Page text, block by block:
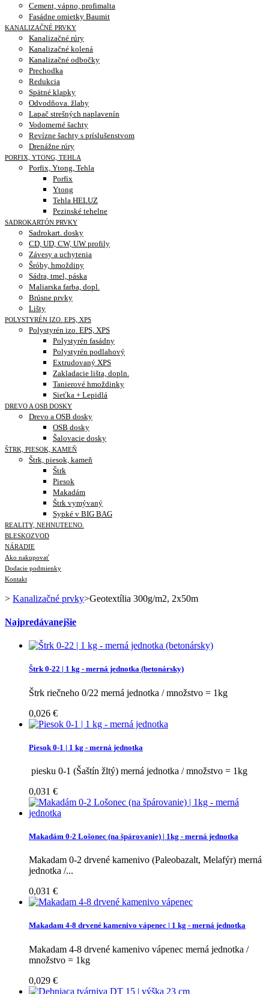
Cement, vápno, profimalta
Fasádne omietky Baumit
KANALIZAČNÉ PRVKY
Kanalizačné rúry
Kanalizačné kolená
Kanalizačné odbočky
Prechodka
Redukcia
Spätné klapky
Odvodňova. žlaby
Lapač strešných naplavenín
Vodomerné šachty
Revízne šachty s príslušenstvom
Drenážne rúry
PORFIX, YTONG, TEHLA
Porfix, Ytong, Tehla
Porfix
Ytong
Tehla HELUZ
Pezinské tehelne
SADROKARTÓN PRVKY
Sadrokart. dosky
CD, UD, CW, UW profily
Závesy a uchytenia
Šróby, hmoždiny
Sádra, tmel, páska
Maliarska farba, dopl.
Brúsne prvky
Lišty
POLYSTYRÉN IZO. EPS, XPS
Polystyrén izo. EPS, XPS
Polystyrén fasádny
Polystyrén podlahový
Extrudovaný XPS
Zakladacie lišta, dopln.
Tanierové hmoždinky
Sieťka + Lepidlá
DREVO A OSB DOSKY
Drevo a OSB dosky
OSB dosky
Šalovacie dosky
ŠTRK, PIESOK, KAMEŇ
Štrk, piesok, kameň
Štrk
Piesok
Makadám
Štrk vymývaný
Sypké v BIG BAG
REALITY, NEHNUTEĽNO.
BLESKOZVOD
NÁRADIE
Ako nakupovať
Dodacie podmienky
Kontakt
> Kanalizačné prvky>Geotextília 300g/m2, 2x50m
Najpredávanejšie
Štrk 0-22 | 1 kg - merná jednotka (betonársky)
Štrk riečneho 0/22 merná jednotka / množstvo = 1kg
0,026 €
Piesok 0-1 | 1 kg - merná jednotka
piesku 0-1 (Šaštín žltý) merná jednotka / množstvo = 1kg
0,031 €
Makadám 0-2 Lošonec (na špárovanie) | 1kg - merná jednotka
Makadam 0-2 drvené kamenivo (Paleobazalt, Melafýr) merná
jednotka /...
0,031 €
Makadam 4-8 drvené kamenivo vápenec | 1 kg - merná jednotka
Makadam 4-8 drvené kamenivo vápenec merná jednotka /
množstvo = 1kg
0,029 €